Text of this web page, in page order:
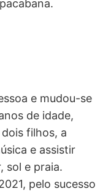
e mudou-se
de idade,
filhos, a
e assistir
sol e praia.
pelo sucesso